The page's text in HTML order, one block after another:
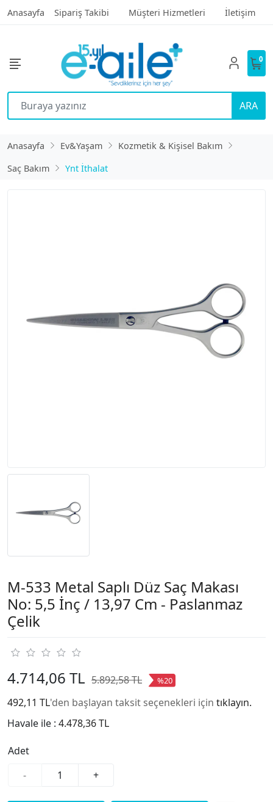
Anasayfa Sipariş Takibi Müşteri Hizmetleri İletişim
ARA
0
Anasayfa Ev&Yaşam
Kozmetik & Kişisel Bakım
Saç Bakım
Ynt İthalat
M-533 Metal Saplı Düz Saç Makası
No: 5,5 İnç / 13,97 Cm - Paslanmaz
Çelik
4.714,06 TL 5.892,58 TL %20
492,11 TL'den başlayan taksit seçenekleri için tıklayın.
Havale ile : 4.478,36 TL
Adet
-
+